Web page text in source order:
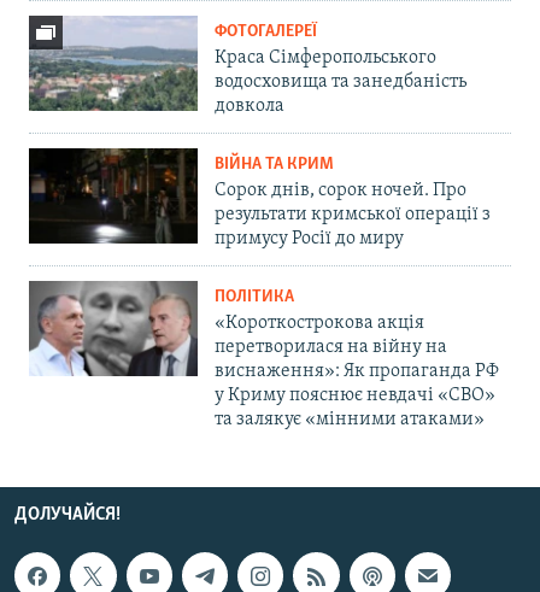
ФОТОГАЛЕРЕЇ
Краса Сімферопольського
водосховища та занедбаність
довкола
ВІЙНА ТА КРИМ
Сорок днів, сорок ночей. Про
результати кримської операції з
примусу Росії до миру
ПОЛІТИКА
«Короткострокова акція
перетворилася на війну на
виснаження»: Як пропаганда РФ
у Криму пояснює невдачі «СВО»
та залякує «мінними атаками»
ДОЛУЧАЙСЯ!